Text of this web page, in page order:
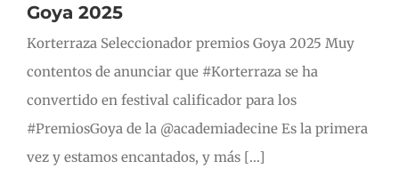
Goya 2025
Korterraza Seleccionador premios Goya 2025 Muy
contentos de anunciar que #Korterraza se ha
convertido en festival calificador para los
#PremiosGoya de la @academiadecine Es la primera
vez y estamos encantados, y más [...]